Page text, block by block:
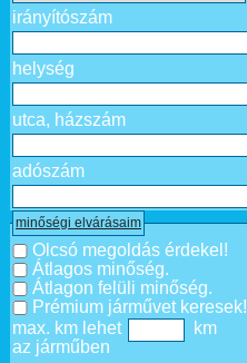
irányítószám
helység
utca, házszám
adószám
minőségi elvárásaim
Olcsó megoldás érdekel!
Átlagos minőség.
Átlagon felüli minőség.
Prémium járművet keresek!
max. km lehet
az járműben
km